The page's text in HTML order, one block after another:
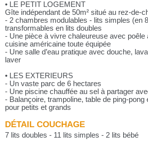
• LE PETIT LOGEMENT
Gîte indépendant de 50m² situé au rez-de-
- 2 chambres modulables - lits simples (en
transformables en lits doubles
- Une pièce à vivre chaleureuse avec poêle
cuisine américaine toute équipée
- Une salle d’eau pratique avec douche,
laver
• LES EXTERIEURS
- Un vaste parc de 6 hectares
- Une piscine chauffée au sel à partager
- Balançoire, trampoline, table de ping-pong
pour petits et grands
DÉTAIL COUCHAGE
7 lits doubles - 11 lits simples - 2 lits bébé